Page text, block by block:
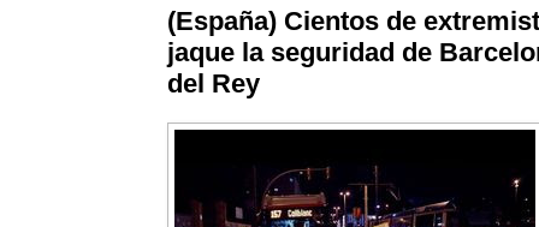
(España) Cientos de
jaque la seguridad de
del Rey